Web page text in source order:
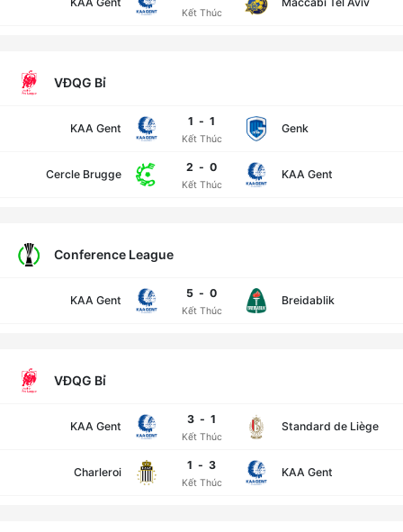
Kết Thúc
VĐQG Bỉ
KAA Gent
Kết Thúc
1 - 1
Genk
Cercle Brugge
Kết Thúc
2 - 0
KAA Gent
Conference League
KAA Gent
Kết Thúc
5 - 0
Breidablik
VĐQG Bỉ
KAA Gent
Kết Thúc
3 - 1
Standard de Liège
Charleroi
Kết Thúc
1 - 3
KAA Gent